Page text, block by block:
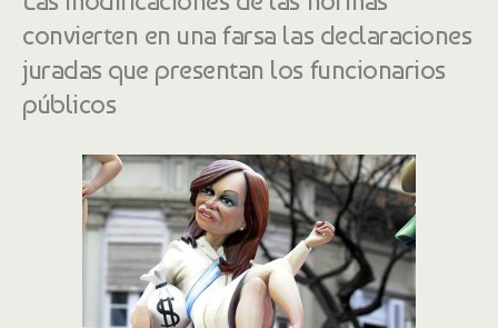
convierten en una farsa las declaraciones
juradas que presentan los funcionarios
públicos